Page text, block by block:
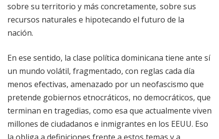
sobre su territorio y más concretamente, sobre sus
recursos naturales e hipotecando el futuro de la
nación.
En ese sentido, la clase política dominicana tiene ante sí
un mundo volátil, fragmentado, con reglas cada día
menos efectivas, amenazado por un neofascismo que
pretende gobiernos etnocráticos, no democráticos, que
terminan en tragedias, como esa que actualmente viven
millones de ciudadanos e inmigrantes en los EEUU. Eso